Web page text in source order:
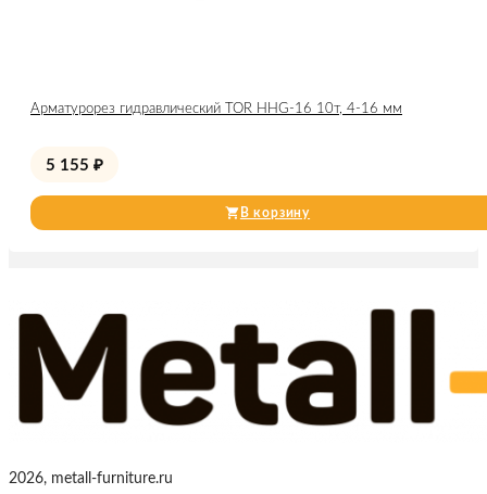
Арматурорез гидравлический TOR HHG-16 10т, 4-16 мм
5 155 ₽
В корзину
2026, metall-furniture.ru